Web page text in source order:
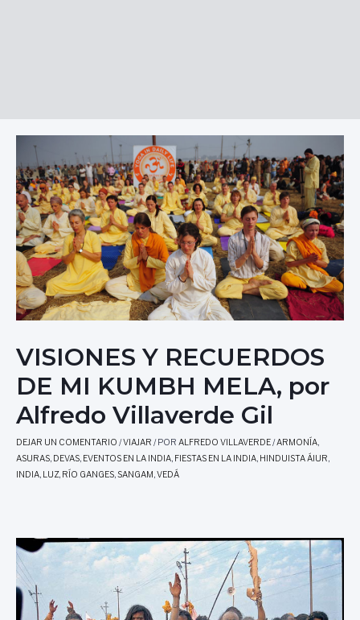
VISIONES Y RECUERDOS
DE MI KUMBH MELA, por
Alfredo Villaverde Gil
DEJAR UN COMENTARIO /VIAJAR / POR ALFREDO VILLAVERDE/ARMONÍA
ASURAS DEVAS EVENTOS EN LA INDIA FIESTAS EN LA INDIA HINDUISTA ÁIUR
INDIA LUZ, RÍO GANGES SANGAM VEDÁ